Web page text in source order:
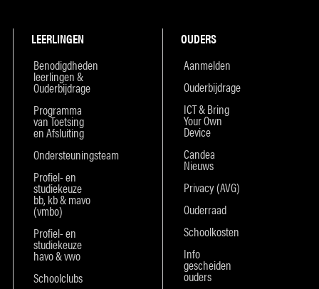
LEERLINGEN
Benodigdheden
leerlingen &
Ouderbijdrage
Programma
van Toetsing
en Afsluiting
Ondersteuningsteam
Profiel- en
studiekeuze
bb, kb & mavo
(vmbo)
Profiel- en
studiekeuze
havo & vwo
Schoolclubs
OUDERS
Aanmelden
Ouderbijdrage
ICT & Bring
Your Own
Device
Candea
Nieuws
Privacy (AVG)
Ouderraad
Schoolkosten
Info
gescheiden
ouders